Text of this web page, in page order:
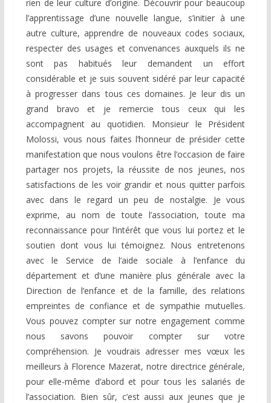
rien de leur culture d’origine. Découvrir pour beaucoup
l’apprentissage d’une nouvelle langue, s’initier à une
autre culture, apprendre de nouveaux codes sociaux,
respecter des usages et convenances auxquels ils ne
sont pas habitués leur demandent un effort
considérable et je suis souvent sidéré par leur capacité
à progresser dans tous ces domaines. Je leur dis un
grand bravo et je remercie tous ceux qui les
accompagnent au quotidien. Monsieur le Président
Molossi, vous nous faites l’honneur de présider cette
manifestation que nous voulons être l’occasion de faire
partager nos projets, la réussite de nos jeunes, nos
satisfactions de les voir grandir et nous quitter parfois
avec dans le regard un peu de nostalgie. Je vous
exprime, au nom de toute l’association, toute ma
reconnaissance pour l’intérêt que vous lui portez et le
soutien dont vous lui témoignez. Nous entretenons
avec le Service de l’aide sociale à l’enfance du
département et d’une manière plus générale avec la
Direction de l’enfance et de la famille, des relations
empreintes de confiance et de sympathie mutuelles.
Vous pouvez compter sur notre engagement comme
nous savons pouvoir compter sur votre
compréhension. Je voudrais adresser mes vœux les
meilleurs à Florence Mazerat, notre directrice générale,
pour elle-même d’abord et pour tous les salariés de
l’association. Bien sûr, c’est aussi aux jeunes que je